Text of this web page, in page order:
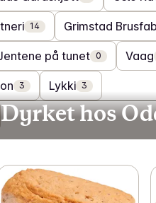
14 Grimstad
på tunet 0 Vaag
3 Lykki 3
hos